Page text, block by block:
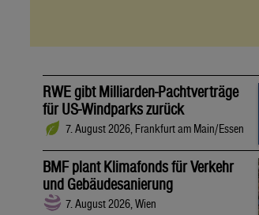
RWE gibt Milliarden-Pachtverträge
für US-Windparks zurück
7. August 2026, Frankfurt am Main/Essen
BMF plant Klimafonds für Verkehr
und Gebäudesanierung
7. August 2026, Wien